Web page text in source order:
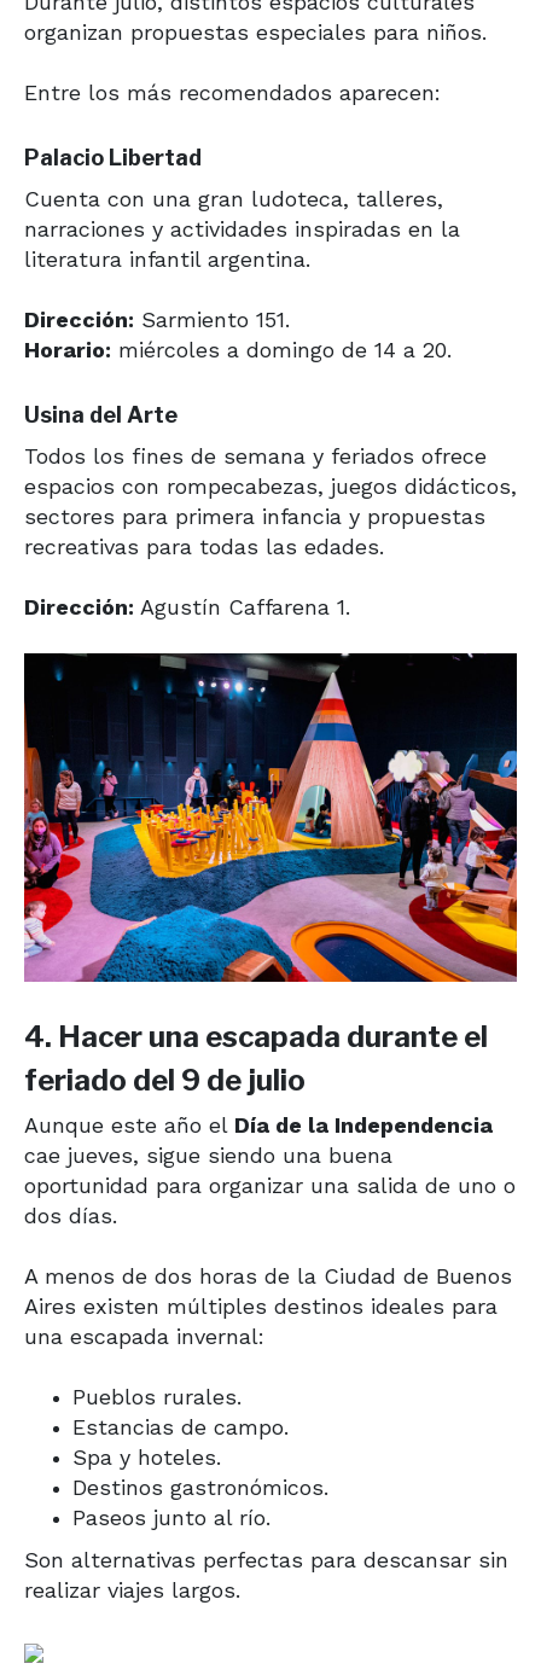
organizan propuestas especiales para niños.
Entre los más recomendados aparecen:
Palacio Libertad
Cuenta con una gran ludoteca, talleres,
narraciones y actividades inspiradas en la
literatura infantil argentina.
Dirección: Sarmiento 151.
Horario: miércoles a domingo de 14 a 20.
Usina del Arte
Todos los fines de semana y feriados ofrece
espacios con rompecabezas, juegos didácticos,
sectores para primera infancia y propuestas
recreativas para todas las edades.
Dirección: Agustín Caffarena 1.
4. Hacer una escapada durante el
feriado del 9 de julio
Aunque este año el Día de la Independencia
cae jueves, sigue siendo una buena
oportunidad para organizar una salida de uno o
dos días.
A menos de dos horas de la Ciudad de Buenos
Aires existen múltiples destinos ideales para
una escapada invernal:
Pueblos rurales.
Estancias de campo.
Spa y hoteles.
Destinos gastronómicos.
Paseos junto al río.
Son alternativas perfectas para descansar sin
realizar viajes largos.